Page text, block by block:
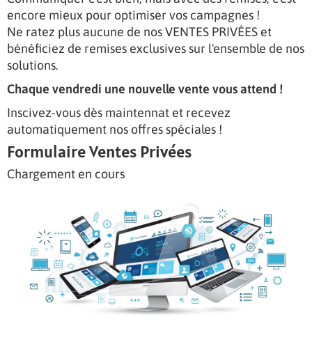
encore mieux pour optimiser vos campagnes !
Ne ratez plus aucune de nos VENTES PRIVÉES et
bénéficiez de remises exclusives sur l'ensemble de nos
solutions.
Chaque vendredi une nouvelle vente vous attend !
Inscivez-vous dès maintennat et recevez
automatiquement nos offres spéciales !
Formulaire Ventes Privées
Chargement en cours